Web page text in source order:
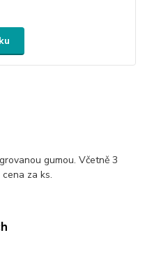
gumou. Včetně 3
za ks.